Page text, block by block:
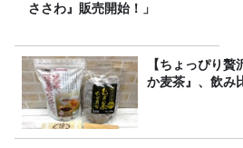
ささわ』販売開始！」
【ちょっぴり
か麦茶』、飲み